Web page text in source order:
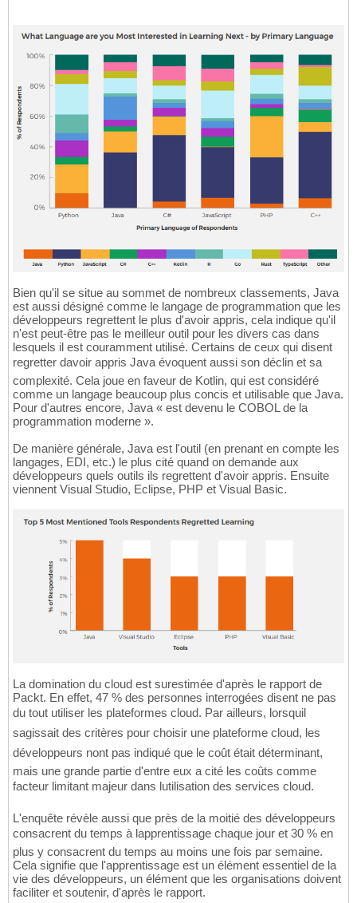
Bien qu'il se situe au sommet de nombreux classements, Java
est aussi désigné comme le langage de programmation que les
développeurs regrettent le plus d'avoir appris, cela indique qu'il
n'est peut-être pas le meilleur outil pour les divers cas dans
lesquels il est couramment utilisé. Certains de ceux qui disent
regretter davoir appris Java évoquent aussi son déclin et sa
complexité. Cela joue en faveur de Kotlin, qui est considéré
comme un langage beaucoup plus concis et utilisable que Java.
Pour d'autres encore, Java « est devenu le COBOL de la
programmation moderne ».
De manière générale, Java est l'outil (en prenant en compte les
langages, EDI, etc.) le plus cité quand on demande aux
développeurs quels outils ils regrettent d'avoir appris. Ensuite
viennent Visual Studio, Eclipse, PHP et Visual Basic.
La domination du cloud est surestimée d'après le rapport de
Packt. En effet, 47 % des personnes interrogées disent ne pas
du tout utiliser les plateformes cloud. Par ailleurs, lorsquil
sagissait des critères pour choisir une plateforme cloud, les
développeurs nont pas indiqué que le coût était déterminant,
mais une grande partie d'entre eux a cité les coûts comme
facteur limitant majeur dans lutilisation des services cloud.
L'enquête révèle aussi que près de la moitié des développeurs
consacrent du temps à lapprentissage chaque jour et 30 % en
plus y consacrent du temps au moins une fois par semaine.
Cela signifie que l'apprentissage est un élément essentiel de la
vie des développeurs, un élément que les organisations doivent
faciliter et soutenir, d'après le rapport.